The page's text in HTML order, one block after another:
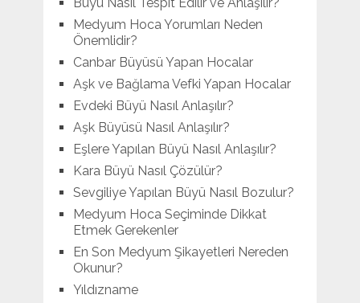
Büyü Nasıl Tespit Edilir ve Anlaşılır?
Medyum Hoca Yorumları Neden
Önemlidir?
Canbar Büyüsü Yapan Hocalar
Aşk ve Bağlama Vefki Yapan Hocalar
Evdeki Büyü Nasıl Anlaşılır?
Aşk Büyüsü Nasıl Anlaşılır?
Eşlere Yapılan Büyü Nasıl Anlaşılır?
Kara Büyü Nasıl Çözülür?
Sevgiliye Yapılan Büyü Nasıl Bozulur?
Medyum Hoca Seçiminde Dikkat
Etmek Gerekenler
En Son Medyum Şikayetleri Nereden
Okunur?
Yıldızname